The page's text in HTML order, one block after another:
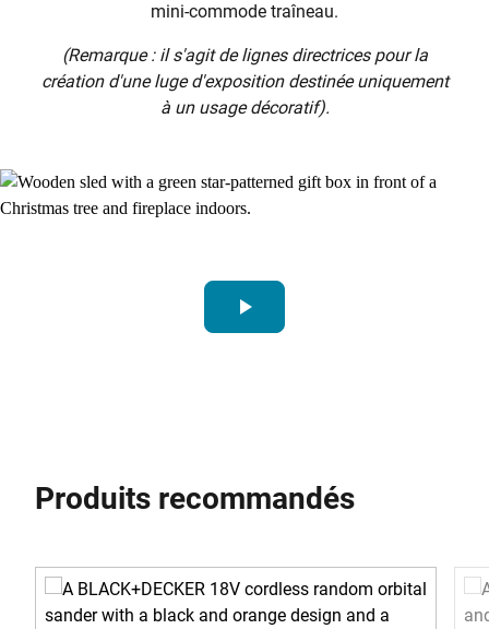
mini-commode traîneau.
(Remarque : il s'agit de lignes directrices pour la
création d'une luge d'exposition destinée uniquement
à un usage décoratif).
play_arrow
Produits recommandés